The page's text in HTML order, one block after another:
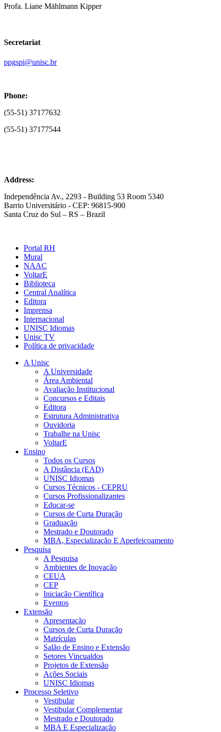
Profa. Liane Mählmann Kipper
Secretariat
ppgspi@unisc.br
Phone:
(55-51) 37177632
(55-51) 37177544
Address:
Independência Av., 2293 - Building 53 Room 5340
Barrio Universitário - CEP: 96815-900
Santa Cruz do Sul – RS – Brazil
Portal RH
Mural
NAAC
VoltarE
Biblioteca
Central Analítica
Editora
Imprensa
Internacional
UNISC Idiomas
Unisc TV
Política de privacidade
A Unisc
A Universidade
Área Ambiental
Avaliação Institucional
Concursos e Editais
Editora
Estrutura Administrativa
Ouvidoria
Trabalhe na Unisc
VoltarE
Ensino
Todos os Cursos
A Distância (EAD)
UNISC Idiomas
Cursos Técnicos - CEPRU
Cursos Profissionalizantes
Educar-se
Cursos de Curta Duração
Graduação
Mestrado e Doutorado
MBA, Especialização E Aperfeiçoamento
Pesquisa
A Pesquisa
Ambientes de Inovação
CEUA
CEP
Iniciação Científica
Eventos
Extensão
Apresentação
Cursos de Curta Duração
Matrículas
Salão de Ensino e Extensão
Setores Vincualdos
Projetos de Extensão
Ações Sociais
UNISC Idiomas
Processo Seletivo
Vestibular
Vestibular Complementar
Mestrado e Doutorado
MBA E Especialização